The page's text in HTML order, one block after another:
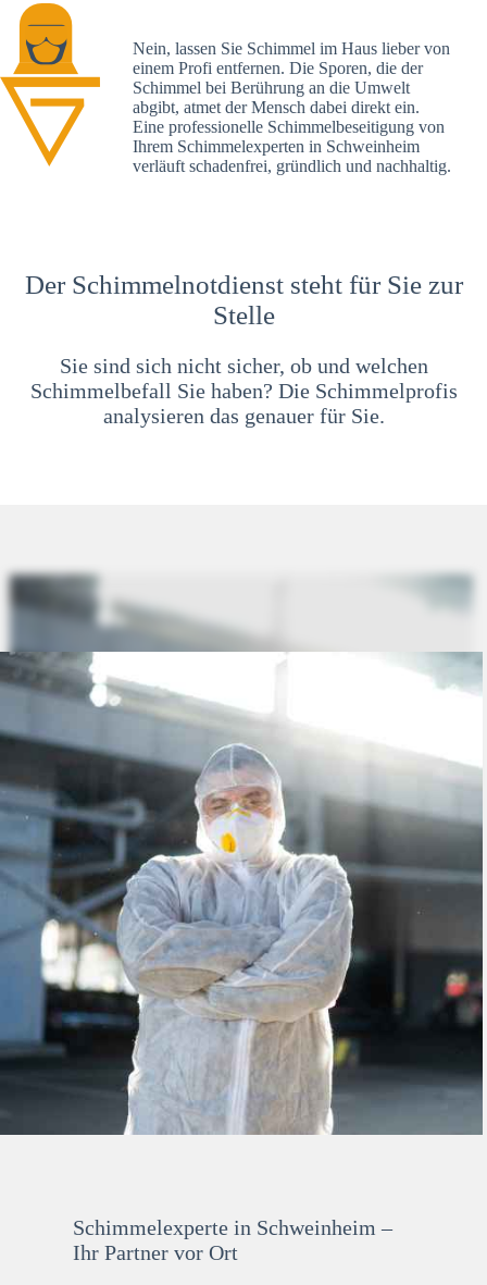
Nein, lassen Sie Schimmel im Haus lieber von
einem Profi entfernen. Die Sporen, die der
Schimmel bei Berührung an die Umwelt
abgibt, atmet der Mensch dabei direkt ein.
Eine professionelle Schimmelbeseitigung von
Ihrem Schimmelexperten in Schweinheim
verläuft schadenfrei, gründlich und nachhaltig.
Der Schimmelnotdienst steht für Sie zur
Stelle
Sie sind sich nicht sicher, ob und welchen
Schimmelbefall Sie haben? Die Schimmelprofis
analysieren das genauer für Sie.
Schimmelexperte in Schweinheim –
Ihr Partner vor Ort